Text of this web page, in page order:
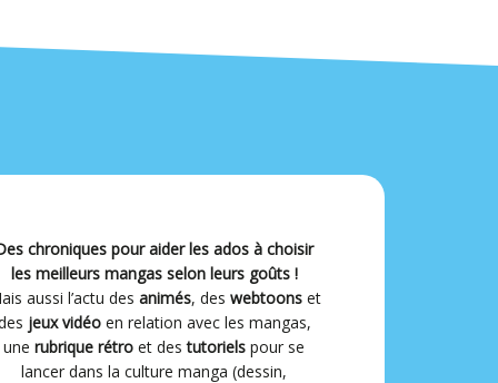
chroniques pour aider les ados à choisir
les meilleurs mangas selon leurs goûts !
aussi l’actu des animés, des webtoonset
jeux vidéoen relation avec les mangas,
unerubrique rétro et destutoriels pour se
lancer dans la culture manga (dessin,